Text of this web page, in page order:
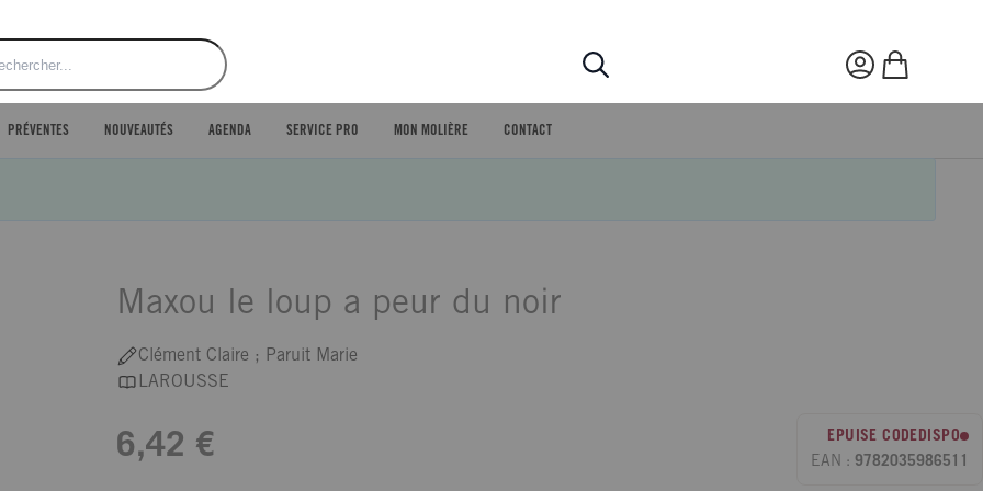
Rechercher
Mon compte
Mon panier
PRÉVENTES NOUVEAUTÉS AGENDA SERVICE PRO MON MOLIÈRE CONTACT
Maxou le loup a peur du noir
Clément Claire ; Paruit Marie
LAROUSSE
6,42 €
EPUISE CODEDISPO
EAN : 9782035986511